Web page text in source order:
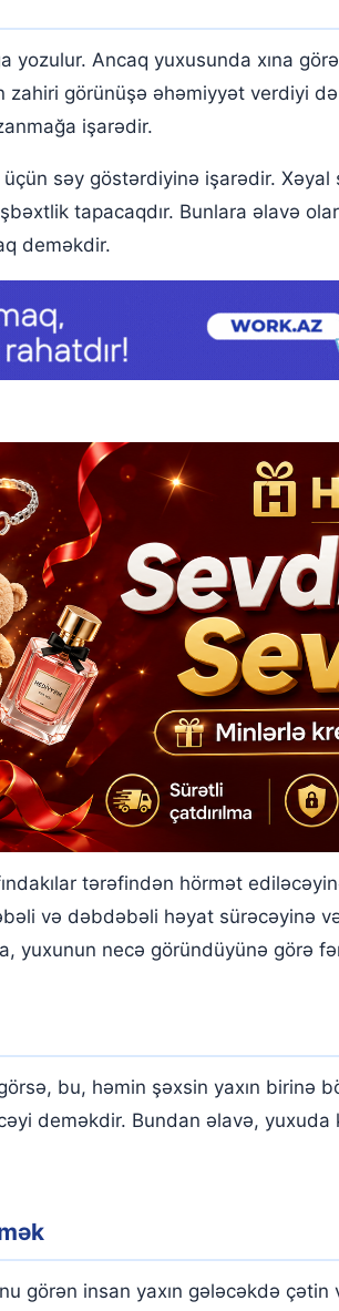
yozulur. Ancaq yuxusunda xına
görünüşə əhəmiyyət verdiyi
işarədir.
səy göstərdiyinə işarədir.
tapacaqdır. Bunlara əlavə
deməkdir.
tərəfindən hörmət
və dəbdəbəli həyat sürəcəyinə
yuxunun necə göründüyünə görə
bu, həmin şəxsin yaxın birinə
deməkdir. Bundan əlavə, yuxuda
görən insan yaxın gələcəkdə